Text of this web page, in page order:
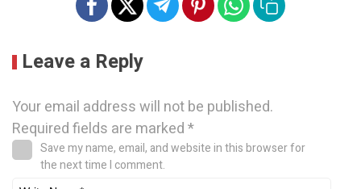
Leave a Reply
Your email address will not be published.
Required fields are marked*
Save my name, email, and website in this browser for
the next time I comment.